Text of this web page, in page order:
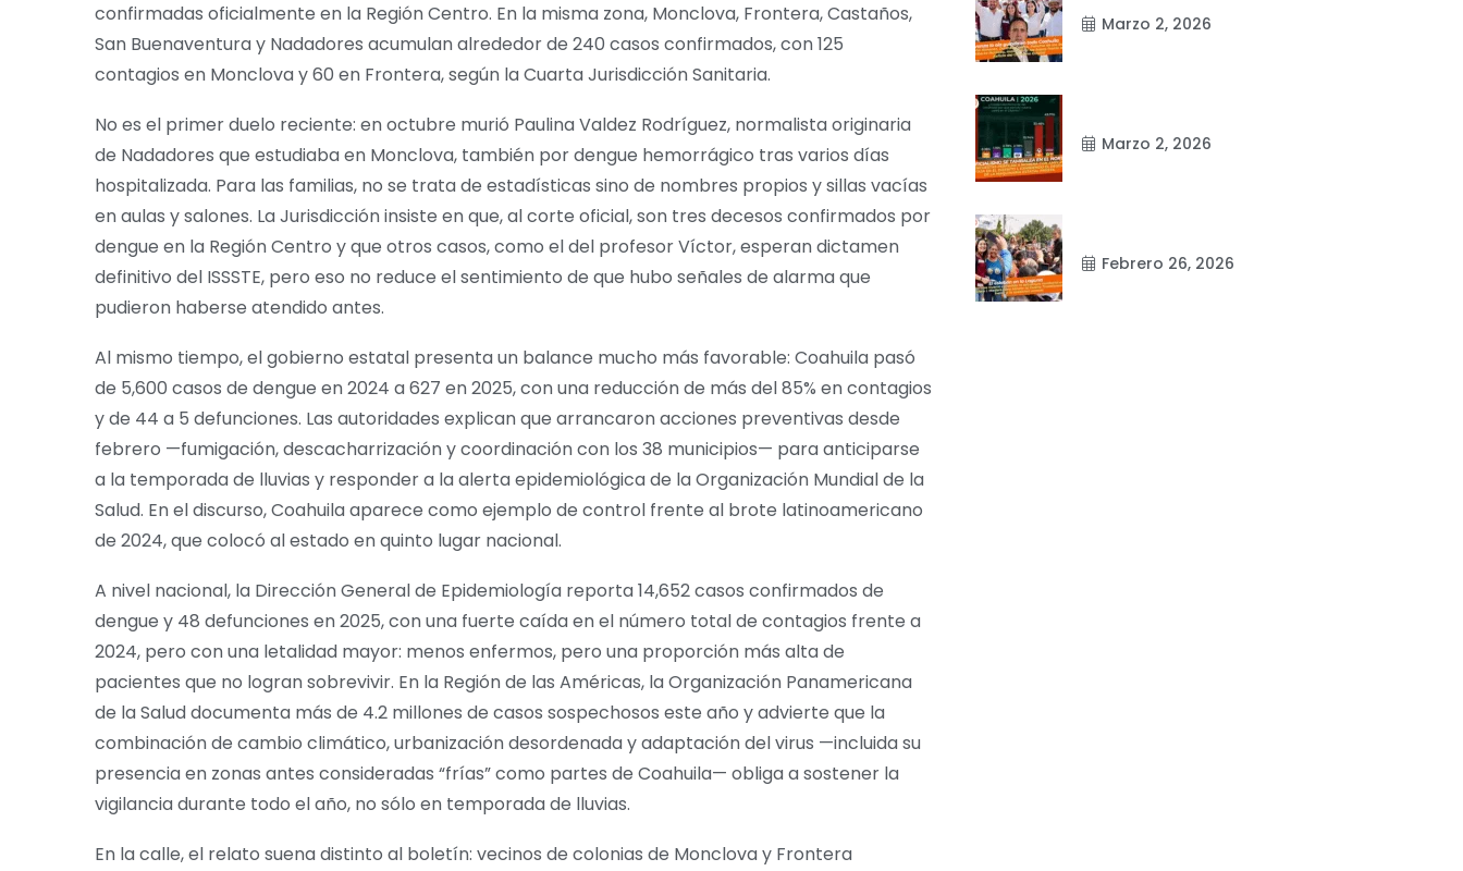
confirmadas oficialmente en la Región Centro. En la misma zona, Monclova, Frontera, Castaños,
San Buenaventura y Nadadores acumulan alrededor de 240 casos confirmados, con 125
contagios en Monclova y 60 en Frontera, según la Cuarta Jurisdicción Sanitaria.
No es el primer duelo reciente: en octubre murió Paulina Valdez Rodríguez, normalista originaria
de Nadadores que estudiaba en Monclova, también por dengue hemorrágico tras varios días
hospitalizada. Para las familias, no se trata de estadísticas sino de nombres propios y sillas vacías
en aulas y salones. La Jurisdicción insiste en que, al corte oficial, son tres decesos confirmados por
dengue en la Región Centro y que otros casos, como el del profesor Víctor, esperan dictamen
definitivo del ISSSTE, pero eso no reduce el sentimiento de que hubo señales de alarma que
pudieron haberse atendido antes.
Al mismo tiempo, el gobierno estatal presenta un balance mucho más favorable: Coahuila pasó
de 5,600 casos de dengue en 2024 a 627 en 2025, con una reducción de más del 85% en contagios
y de 44 a 5 defunciones. Las autoridades explican que arrancaron acciones preventivas desde
febrero —fumigación, descacharrización y coordinación con los 38 municipios— para anticiparse
a la temporada de lluvias y responder a la alerta epidemiológica de la Organización Mundial de la
Salud. En el discurso, Coahuila aparece como ejemplo de control frente al brote latinoamericano
de 2024, que colocó al estado en quinto lugar nacional.
A nivel nacional, la Dirección General de Epidemiología reporta 14,652 casos confirmados de
dengue y 48 defunciones en 2025, con una fuerte caída en el número total de contagios frente a
2024, pero con una letalidad mayor: menos enfermos, pero una proporción más alta de
pacientes que no logran sobrevivir. En la Región de las Américas, la Organización Panamericana
de la Salud documenta más de 4.2 millones de casos sospechosos este año y advierte que la
combinación de cambio climático, urbanización desordenada y adaptación del virus —incluida su
presencia en zonas antes consideradas “frías” como partes de Coahuila— obliga a sostener la
vigilancia durante todo el año, no sólo en temporada de lluvias.
En la calle, el relato suena distinto al boletín: vecinos de colonias de Monclova y Frontera
Marzo 2, 2026
Marzo 2, 2026
Febrero 26, 2026